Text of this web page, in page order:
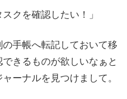
クを確認したい！」
手帳へ転記しておいて移
きるものが欲しいなぁと
ーナルを見つけまして。